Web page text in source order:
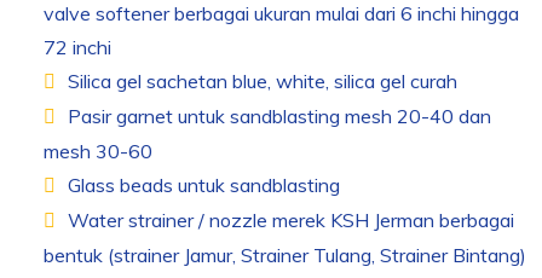
valve softener berbagai ukuran mulai dari 6 inchi hingga
72 inchi
Silica gel sachetan blue, white, silica gel curah
Pasir garnet untuk sandblasting mesh 20-40 dan
mesh 30-60
Glass beads untuk sandblasting
Water strainer / nozzle merek KSH Jerman berbagai
bentuk (strainer Jamur, Strainer Tulang, Strainer Bintang)